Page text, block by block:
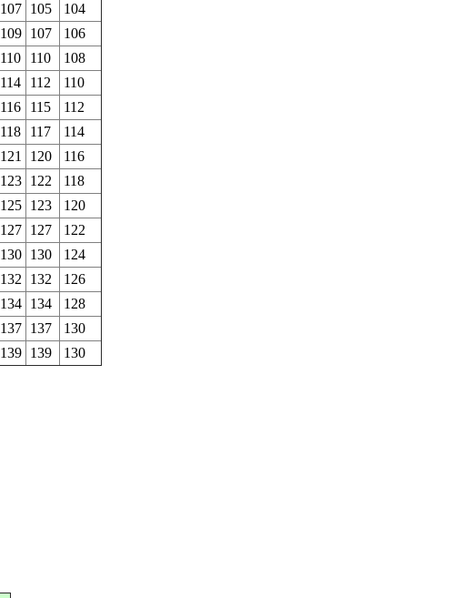
107 105
104
109 107
106
110 110
108
114 112
110
116 115
112
118 117
114
121 120
116
123 122
118
125 123
120
127 127
122
130 130
124
132 132
126
134 134
128
137 137
130
139 139 130